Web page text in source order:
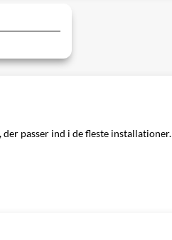
passer ind i de fleste installationer.